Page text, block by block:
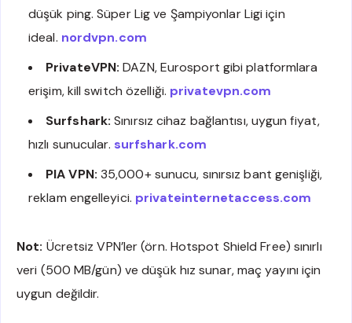
düşük ping. Süper Lig ve Şampiyonlar Ligi için
ideal. nordvpn.com
PrivateVPN: DAZN, Eurosport gibi platformlara
erişim, kill switch özelliği. privatevpn.com
Surfshark: Sınırsız cihaz bağlantısı, uygun fiyat,
hızlı sunucular. surfshark.com
PIA VPN: 35,000+ sunucu, sınırsız bant genişliği,
reklam engelleyici. privateinternetaccess.com
Not: Ücretsiz VPN’ler (örn. Hotspot Shield Free) sınırlı
veri (500 MB/gün) ve düşük hız sunar, maç yayını için
uygun değildir.